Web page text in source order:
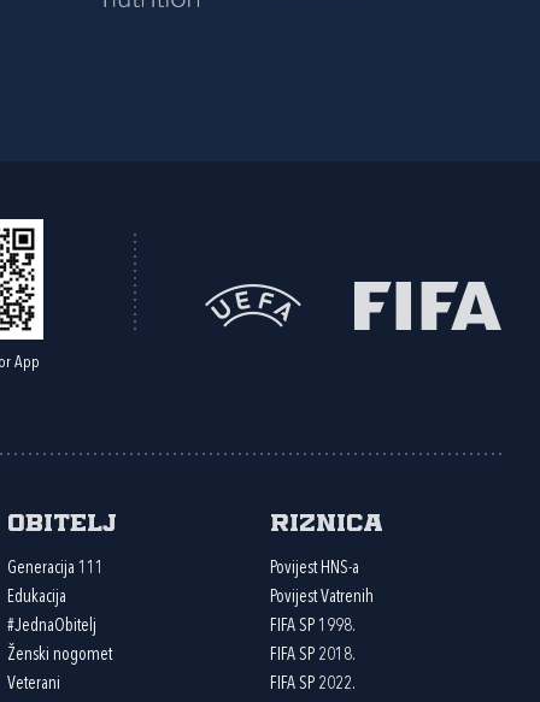
App
Obitelj
Generacija 111
Edukacija
#JednaObitelj
Ženski nogomet
Veterani
Riznica
Povijest HNS-a
Povijest Vatrenih
FIFA SP 1998.
FIFA SP 2018.
FIFA SP 2022.